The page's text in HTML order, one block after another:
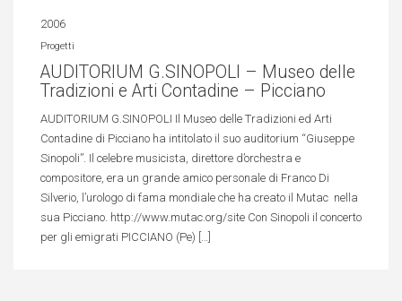
2006
Progetti
AUDITORIUM G.SINOPOLI – Museo delle
Tradizioni e Arti Contadine – Picciano
AUDITORIUM G.SINOPOLI Il Museo delle Tradizioni ed Arti
Contadine di Picciano ha intitolato il suo auditorium “Giuseppe
Sinopoli”. Il celebre musicista, direttore d’orchestra e
compositore, era un grande amico personale di Franco Di
Silverio, l’urologo di fama mondiale che ha creato il Mutac nella
sua Picciano. http://www.mutac.org/site Con Sinopoli il concerto
per gli emigrati PICCIANO (Pe) […]